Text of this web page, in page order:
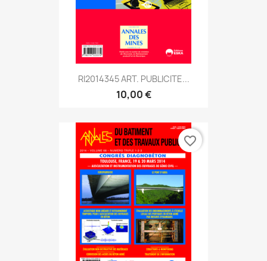
RI2014345 ART. PUBLICITE...
10,00 €
favorite_border